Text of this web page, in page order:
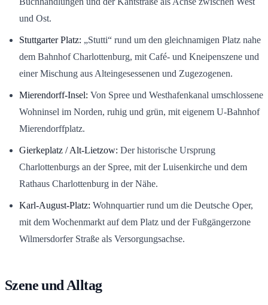
und Ost.
Stuttgarter Platz: „Stutti“ rund um den gleichnamigen Platz nahe
dem Bahnhof Charlottenburg, mit Café- und Kneipenszene und
einer Mischung aus Alteingesessenen und Zugezogenen.
Mierendorff-Insel: Von Spree und Westhafenkanal umschlossene
Wohninsel im Norden, ruhig und grün, mit eigenem U-Bahnhof
Mierendorffplatz.
Gierkeplatz / Alt-Lietzow: Der historische Ursprung
Charlottenburgs an der Spree, mit der Luisenkirche und dem
Rathaus Charlottenburg in der Nähe.
Karl-August-Platz: Wohnquartier rund um die Deutsche Oper,
mit dem Wochenmarkt auf dem Platz und der Fußgängerzone
Wilmersdorfer Straße als Versorgungsachse.
Szene und Alltag